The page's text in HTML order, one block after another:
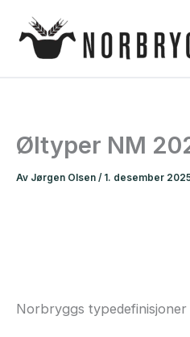
rett
Øltyper NM
Av Jørgen Olsen / 1. desember
Norbryggs typedefinisjoner